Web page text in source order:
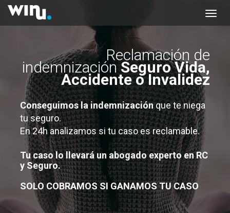
Reclamación de
indemnizaciónSeguro Vida,
Accidente o Invalidez
Conseguimos la indemnizaciónque te niega
tu seguro.
En 24h analizamos si tu caso es reclamable.
Tu caso lo llevará un abogado experto en RC
y Seguro.
SOLO COBRAMOS SI GANAMOS TU CASO